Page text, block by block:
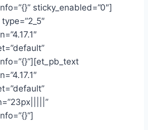
sticky_enabled=”0″]